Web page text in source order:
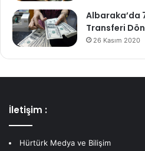
Albaraka’da
Transferi
26 Kasım 2020
İletişim :
Hürtürk Medya ve Bilişim